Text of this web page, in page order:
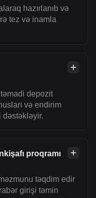
hazırlanıb və
tez və inamla
depozit
və endirim
dəstəkləyir.
proqramı
təqdim edir
girişi təmin